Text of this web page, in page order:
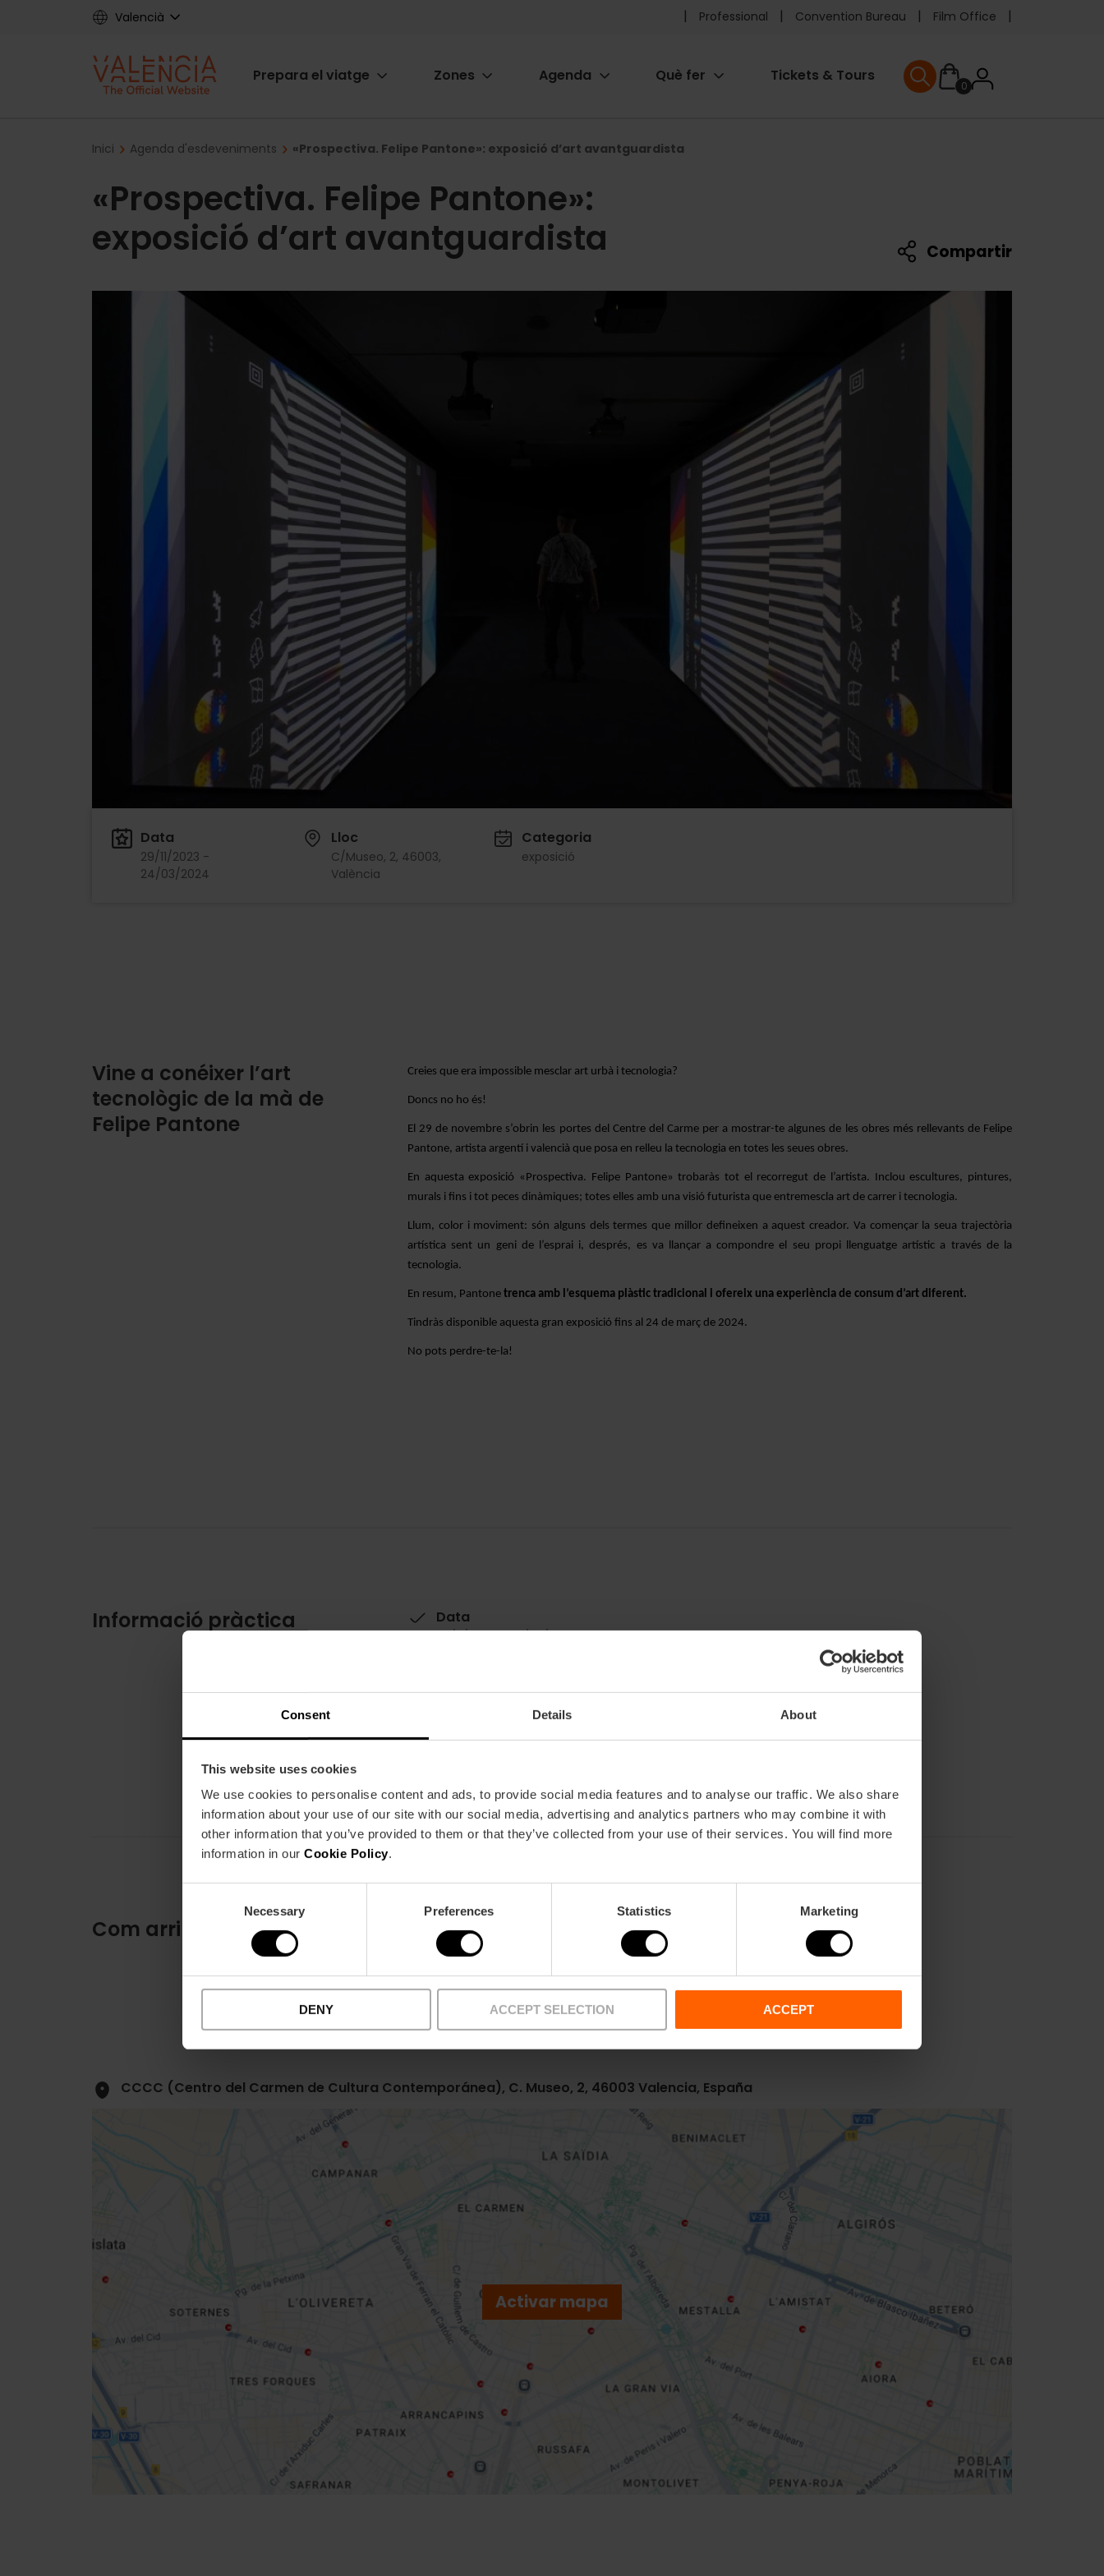
Consent Details About
This website uses cookies
We use cookies to personalise content and ads, to provide social media features and to analyse our traffic. We also share
information about your use of our site with our social media, advertising and analytics partners who may combine it with
other information that you’ve provided to them or that they’ve collected from your use of their services. You will find more
information in our Cookie Policy.
Necessary Preferences Statistics Marketing
DENY ACCEPT SELECTION ACCEPT
Valencià
Pre
header
Professional Convention Bureau Film Office
Main
Prepara el viatge Zones Agenda Què fer Tickets & Tours
0User
User menu
Breadcrumb
Inici Agenda d'esdeveniments «Prospectiva. Felipe Pantone»: exposició d’art avantguardista
«Prospectiva. Felipe Pantone»:
exposició d’art avantguardista
Compartir
Data
29/11/2023 -
24/03/2024
Lloc
C/Museo, 2, 46003,
València
Categoria
exposició
Vine a conéixer l’art
tecnològic de la mà de
Felipe Pantone
Creies que era impossible mesclar art urbà i tecnologia?
Doncs no ho és!
El 29 de novembre s’obrin les portes del Centre del Carme per a mostrar-te algunes de les obres més rellevants de Felipe
Pantone, artista argentí i valencià que posa en relleu la tecnologia en totes les seues obres.
En aquesta exposició «Prospectiva. Felipe Pantone» trobaràs tot el recorregut de l’artista. Inclou escultures, pintures,
murals i fins i tot peces dinàmiques; totes elles amb una visió futurista que entremescla art de carrer i tecnologia.
Llum, color i moviment: són alguns dels termes que millor defineixen a aquest creador. Va començar la seua trajectòria
artística sent un geni de l’esprai i, després, es va llançar a compondre el seu propi llenguatge artístic a través de la
tecnologia.
En resum, Pantone trenca amb l’esquema plàstic tradicional i ofereix una experiència de consum d’art diferent.
Tindràs disponible aquesta gran exposició fins al 24 de març de 2024.
No pots perdre-te-la!
Informació pràctica Data
Com arribar Metro
L3
Bus
28, 95
CCCC (Centro del Carmen de Cultura Contemporánea), C. Museo, 2, 46003 Valencia, España
Activar mapa
Direccions
sidebar